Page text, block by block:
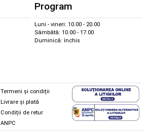
Program
Luni - vineri: 10.00 - 20.00
Sâmbătă: 10.00 - 17.00
Duminică: închis
Termeni și condiții
Livrare și plată
Condiții de retur
ANPC